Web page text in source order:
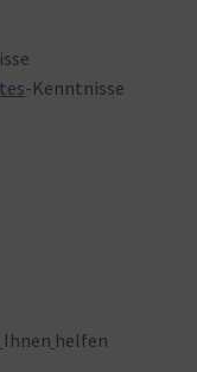
-Kenntnisse
Ihnen helfen